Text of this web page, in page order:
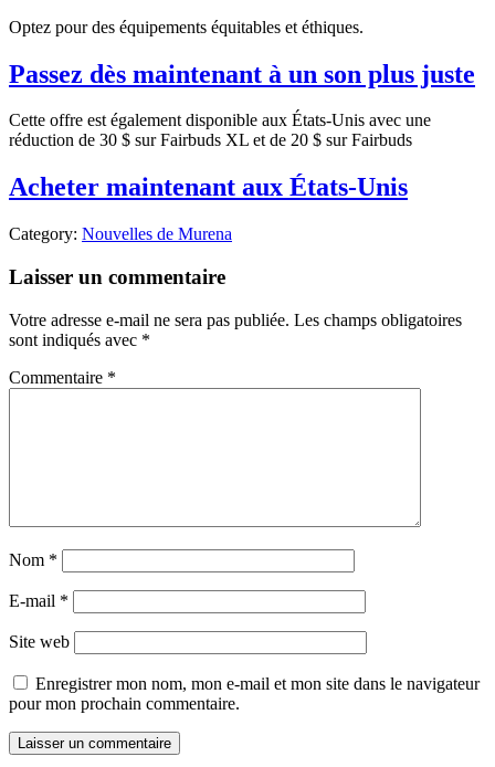
Optez pour des équipements équitables et éthiques.
Passez dès maintenant à un son plus juste
Cette offre est également disponible aux États-Unis avec une
réduction de 30 $ sur Fairbuds XL et de 20 $ sur Fairbuds
Acheter maintenant aux États-Unis
Category: Nouvelles de Murena
Laisser un commentaire
Votre adresse e-mail ne sera pas publiée. Les champs obligatoires
sont indiqués avec *
Commentaire *
Nom *
E-mail *
Site web
Enregistrer mon nom, mon e-mail et mon site dans le navigateur
pour mon prochain commentaire.